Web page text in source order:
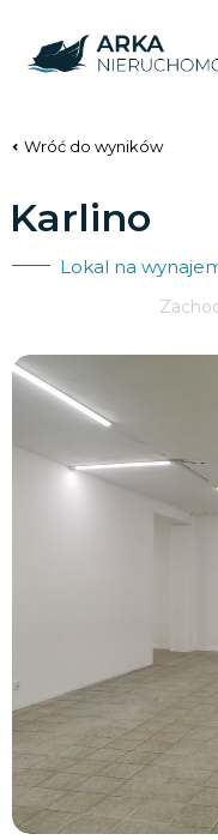
Wróć do wyników
Karlino
Lokal na